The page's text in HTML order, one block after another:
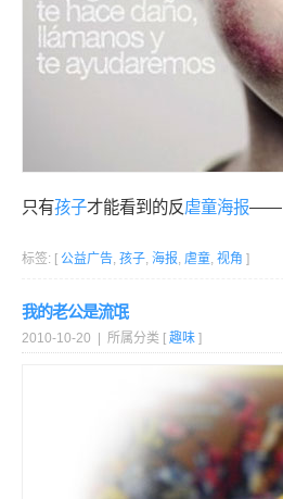
只有孩子才能看到的反虐童海报——
标签: [ 公益广告, 孩子, 海报, 虐童, 视角 ]
我的老公是流氓
2010-10-20 | 所属分类 [ 趣味 ]